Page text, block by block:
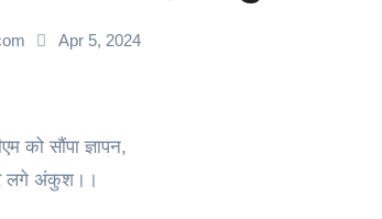
Apr 5, 2024
को सौंपा ज्ञापन,
लगे अंकुश।।